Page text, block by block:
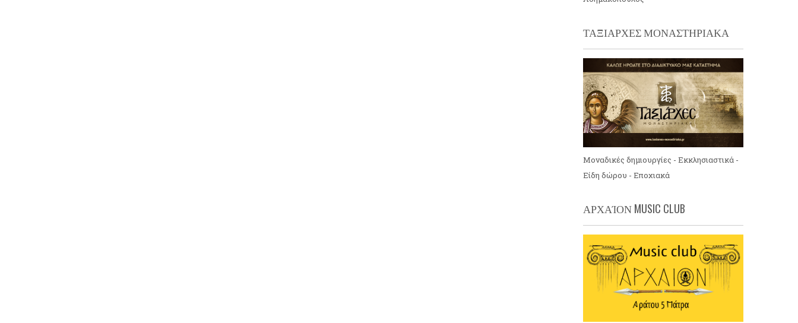
ΤΑΞΙΑΡΧΕΣ ΜΟΝΑΣΤΗΡΙΑΚΑ
Μοναδικές δημιουργίες - Εκκλησιαστικά -
Είδη δώρου - Εποχιακά
ΑΡΧΑΊΟΝ MUSIC CLUB